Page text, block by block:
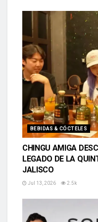
BEBIDAS & CÓCTELES
CHINGU AMIGA
LEGADO DE LA
JALISCO
Jul 13, 2026 2.5k